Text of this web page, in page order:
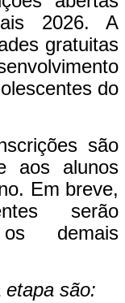
2026. A
gratuitas
do
são
aos alunos
Em breve,
serão
os demais
são: